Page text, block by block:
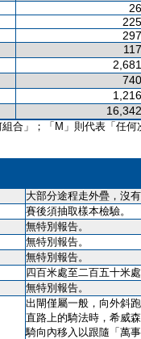
合」；「M」則代表「任何
大部分途程走外疊，沒
賽後須抽取樣本檢驗。
無特別報告。
無特別報告。
無特別報告。
四百米處至二百五十米
無特別報告。
出閘僅屬一般，向外斜
直路上的騎法時，希威
騎向內移入以跟隨「萬